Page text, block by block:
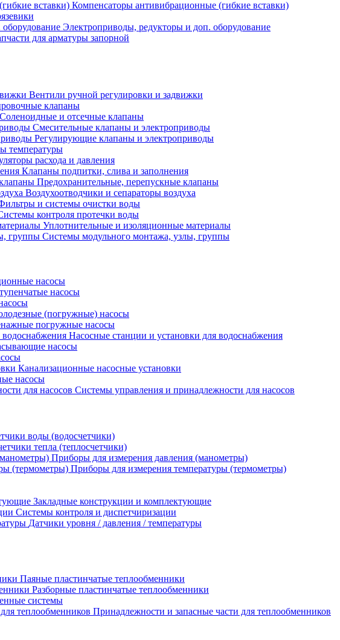
Компенсаторы антивибрационные (гибкие вставки)
Электроприводы, редукторы и доп. оборудование
для арматуры запорной
Вентили ручной регулировки и задвижки
клапаны
Соленоидные и отсечные клапаны
Смесительные клапаны и электроприводы
Регулирующие клапаны и электроприводы
температуры
расхода и давления
Клапаны подпитки, слива и заполнения
Предохранительные, перепускные клапаны
Воздухоотводчики и сепараторы воздуха
и системы очистки воды
контроля протечки воды
Уплотнительные и изоляционные материалы
Системы модульного монтажа, узлы, группы
насосы
насосы
(погружные) насосы
погружные насосы
Насосные станции и установки для водоснабжения
насосы
Канализационные насосные установки
насосы
Системы управления и принадлежности для насосов
воды (водосчетчики)
тепла (теплосчетчики)
Приборы для измерения давления (манометры)
Приборы для измерения температуры (термометры)
Закладные конструкции и комплектующие
Системы контроля и диспетчиризации
Датчики уровня / давления / температуры
Паяные пластинчатые теплообменники
Разборные пластинчатые теплообменники
системы
Принадлежности и запасные части для теплообменников